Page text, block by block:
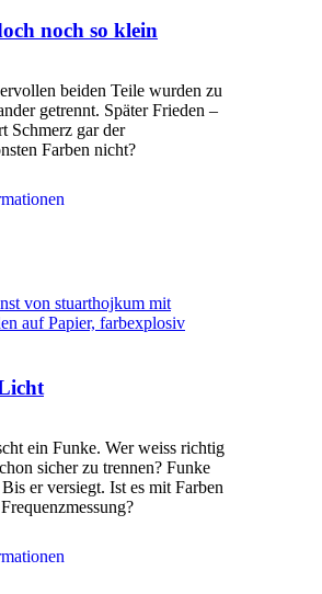
noch so klein
beiden Teile wurden zu
getrennt. Später Frieden –
Schmerz gar der
Farben nicht?
ein Funke. Wer weiss richtig
sicher zu trennen? Funke
er versiegt. Ist es mit Farben